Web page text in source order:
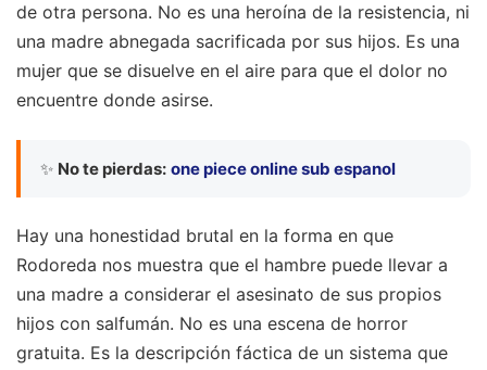
de otra persona. No es una heroína de la resistencia, ni
una madre abnegada sacrificada por sus hijos. Es una
mujer que se disuelve en el aire para que el dolor no
encuentre donde asirse.
✨ No te pierdas: one piece online sub espanol
Hay una honestidad brutal en la forma en que
Rodoreda nos muestra que el hambre puede llevar a
una madre a considerar el asesinato de sus propios
hijos con salfumán. No es una escena de horror
gratuita. Es la descripción fáctica de un sistema que